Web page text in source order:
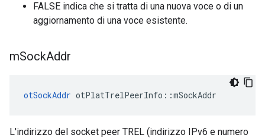
FALSE indica che si tratta di una nuova voce o di un
aggiornamento di una voce esistente.
mSockAddr
otSockAddr otPlatTrelPeerInfo ::mSockAddr
L'indirizzo del socket peer TREL (indirizzo IPv6 e numero